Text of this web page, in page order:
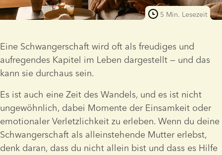
5 Min. Lesezeit
Eine Schwangerschaft wird oft als freudiges und
aufregendes Kapitel im Leben dargestellt — und das
kann sie durchaus sein.
Es ist auch eine Zeit des Wandels, und es ist nicht
ungewöhnlich, dabei Momente der Einsamkeit oder
emotionaler Verletzlichkeit zu erleben. Wenn du deine
Schwangerschaft als alleinstehende Mutter erlebst,
denk daran, dass du nicht allein bist und dass es Hilfe